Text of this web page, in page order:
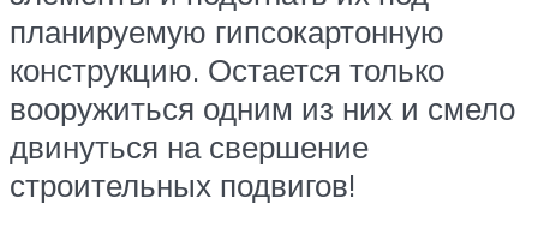
планируемую гипсокартонную
конструкцию. Остается только
вооружиться одним из них и смело
двинуться на свершение
строительных подвигов!